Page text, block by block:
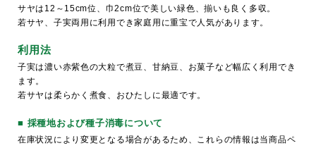
サヤは12～15cm位、巾2cm位で美しい緑色、揃いも良く多収。
若サヤ、子実両用に利用でき家庭用に重宝で人気があります。
利用法
子実は濃い赤紫色の大粒で煮豆、甘納豆、お菓子など幅広く利用でき
ます。
若サヤは柔らかく煮食、おひたしに最適です。
■ 採種地および種子消毒について
在庫状況により変更となる場合があるため、これらの情報は当商品ペ